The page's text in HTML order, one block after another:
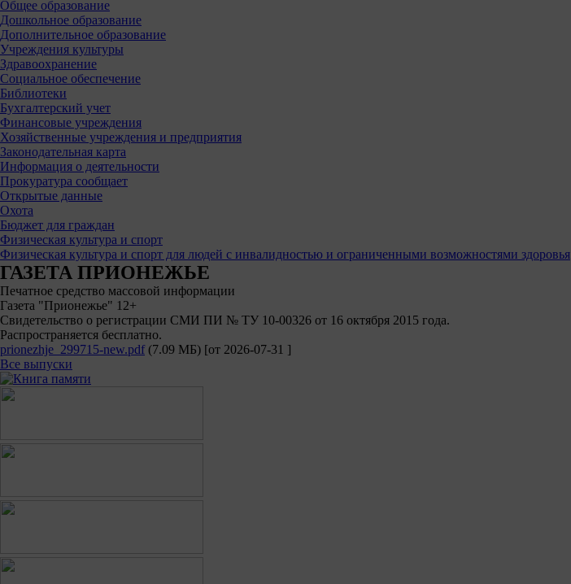
Общее образование
Дошкольное образование
Дополнительное образование
Учреждения культуры
Здравоохранение
Социальное обеспечение
Библиотеки
Бухгалтерский учет
Финансовые учреждения
Хозяйственные учреждения и предприятия
Законодательная карта
Информация о деятельности
Прокуратура сообщает
Открытые данные
Охота
Бюджет для граждан
Физическая культура и спорт
Физическая культура и спорт для людей с инвалидностью и ограниченными возможностями здоровья
ГАЗЕТА ПРИОНЕЖЬЕ
Печатное средство массовой информации
Газета "Прионежье" 12+
Свидетельство о регистрации СМИ ПИ № ТУ 10-00326 от 16 октября 2015 года.
Распространяется бесплатно.
prionezhje_299715-new.pdf (7.09 МБ) [от 2026-07-31 ]
Все выпуски